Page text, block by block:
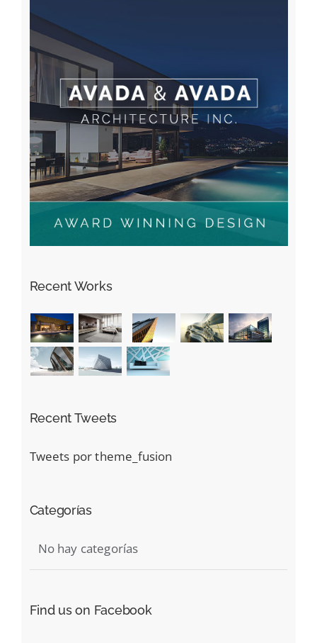
Recent Works
Recent Tweets
Tweets por theme_fusion
Categorías
No hay categorías
Find us on Facebook